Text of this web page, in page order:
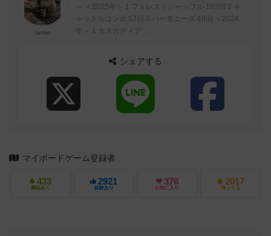
tamio
～ ＜2025年＞ 1 フォレストシャッフル 163回 2 キ
ャッスルコンボ 57回 3 ハーモニーズ 49回 ＜2024
年＞ 1 カスカディア ...
シェアする
マイボードゲーム登録者
433
興味あり
2921
経験あり
376
お気に入り
2017
持ってる